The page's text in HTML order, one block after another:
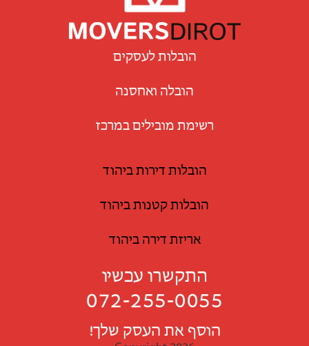
הובלות לעסקים
הובלה ואחסנה
רשימת מובילים במרכז
הובלות דירות ביהוד
הובלות קטנות ביהוד
אריזת דירה ביהוד
התקשרו עכשיו
072-255-0055
הוסף את העסק שלך!